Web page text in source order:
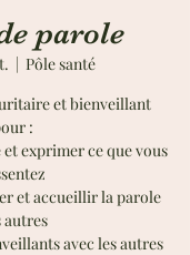
parole
  |
Pôle santé
et bienveillant
:
exprimer ce que vous
et accueillir la parole
autres
avec les autres